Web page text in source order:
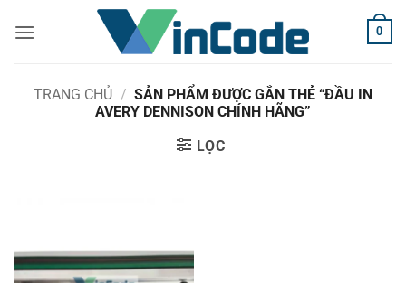
qua
0
TRANG CHỦ / SẢN PHẨM ĐƯỢC GẮN THẺ “ĐẦU IN
AVERY DENNISON CHÍNH HÃNG”
LỌC